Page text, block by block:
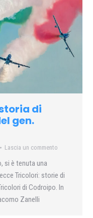
di
gen.
Lascia un commento
si è tenuta una
Tricolori: storie di
di Codroipo. In
Zanelli